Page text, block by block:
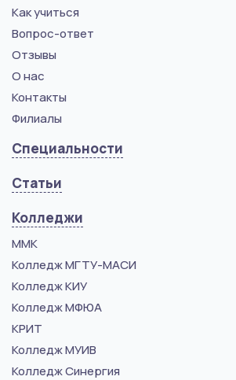
Как учиться
Вопрос-ответ
Отзывы
О нас
Контакты
Филиалы
Специальности
Статьи
Колледжи
ММК
Колледж МГТУ-МАСИ
Колледж КИУ
Колледж МФЮА
КРИТ
Колледж МУИВ
Колледж Синергия